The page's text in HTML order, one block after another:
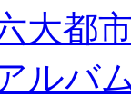
大都
ルバ